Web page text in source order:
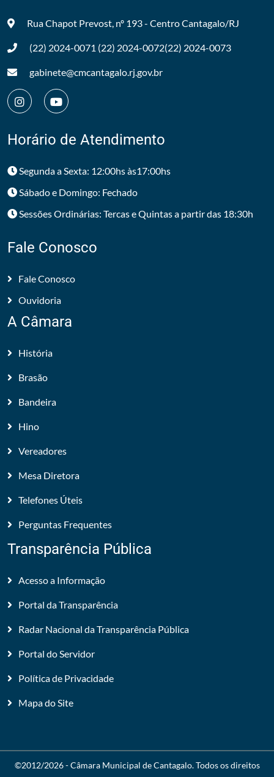
Rua Chapot Prevost, nº 193 - CentroCantagalo/RJ
(22) 2024-0071 (22) 2024-0072(22) 2024-0073
gabinete@cmcantagalo.rj.gov.br
Horário de Atendimento
Segunda a Sexta: 12:00hs às17:00hs
Sábado e Domingo: Fechado
Sessões Ordinárias: Tercas e Quintas a partir das 18:30h
Fale Conosco
Fale Conosco
Ouvidoria
A Câmara
História
Brasão
Bandeira
Hino
Vereadores
Mesa Diretora
Telefones Úteis
Perguntas Frequentes
Transparência Pública
Acesso a Informação
Portal da Transparência
Radar Nacional da Transparência Pública
Portal do Servidor
Política de Privacidade
Mapa do Site
©2012/2026 -Câmara Municipal de Cantagalo. Todos os direitos